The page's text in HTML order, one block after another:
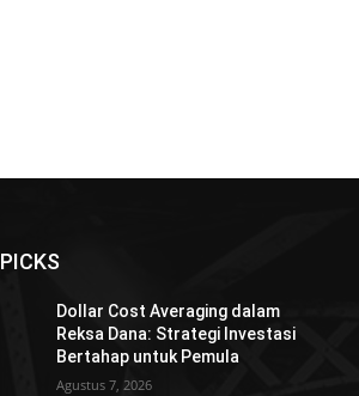
Dollar Cost Averaging dalam
Reksa Dana: Strategi Investasi
Bertahap untuk Pemula
Agustus 7, 2026